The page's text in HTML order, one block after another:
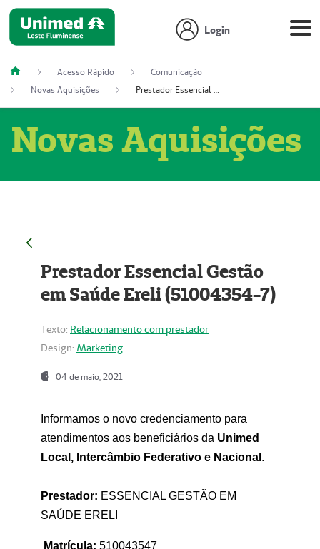
Login
Acesso Rápido
Comunicação
Novas Aquisições
Prestador Essencial Gestão em Saúde Ereli (51004354-7)
Novas Aquisições
Prestador Essencial Gestão
em Saúde Ereli (51004354-7)
Texto: Relacionamento com prestador
Design: Marketing
04 de maio, 2021
Informamos o novo credenciamento para
atendimentos aos beneficiários da Unimed
Local, Intercâmbio Federativo e Nacional .
Prestador: ESSENCIAL GESTÃO EM
SAÚDE ERELI
Matrícula: 510043547